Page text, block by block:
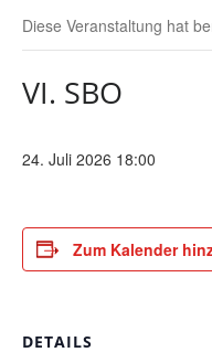
Diese Veranstaltung hat
VI. SBO
24. Juli 2026 18:00
Zum Kalender
DETAILS